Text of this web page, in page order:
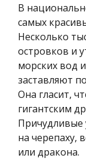
В
самых
Несколько
островков и
морских вод
заставляют
Она гласит,
гигантским
Причудливые
на черепаху,
или дракона.